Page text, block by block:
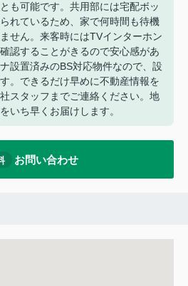
も可能です。共用部には宅配ボッ
れているため、家で何時間も待機
せん。来客時にはTVインターホン
認することがきるので安心感があ
設置済みのBS対応物件なので、設
。できるだけ早めに不動産情報を
スタッフまでご連絡ください。地
いち早くお届けします。
お問い合わせ